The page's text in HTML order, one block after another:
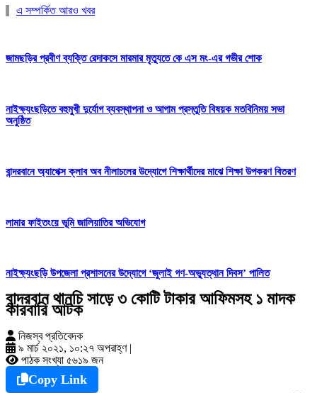
এ সম্পর্কিত আরও খবর
জামছড়ির প্রবীণ ব্যক্তি রেদাকসে মারমার মৃত্যুতে কে এস মং-এর গভীর শোক
নাইক্ষ্যংছড়িতে বহুমুখী দুর্যোগ ব্যবস্থাপনা ও আগাম প্রস্তুতি বিষয়ক মতবিনিময় সভা
অনুষ্ঠিত
বান্দরবানে অ্যাপেক্স ক্লাব অব নীলাচলের উদ্যোগে শিক্ষার্থীদের মাঝে শিক্ষা উপকরণ বিতরণ
লামার ফাইতংয়ে ভূমি জালিয়াতির অভিযোগ
নাইক্ষ্যংছড়ি উপজেলা প্রশাসনের উদ্যোগে ‘জুলাই গণ-অভ্যুত্থান দিবস’ পালিত
বান্দরবান থানচি সাড়ে ৩ কোটি টাকার আফিমসহ ১ মাদক
কারবারি আটক
নিজস্ব প্রতিবেদক
৯ মার্চ ২০২১, ১০:২৭ অপরাহ্ণ |
পাঠক সংখ্যা ৫৬১৯ জন
Copy Link